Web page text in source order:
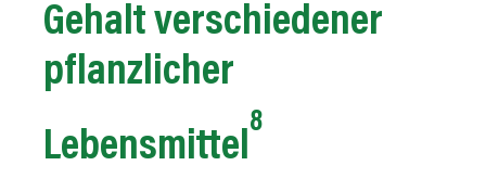
Gehalt verschiedener
pflanzlicher
Lebensmittel
8